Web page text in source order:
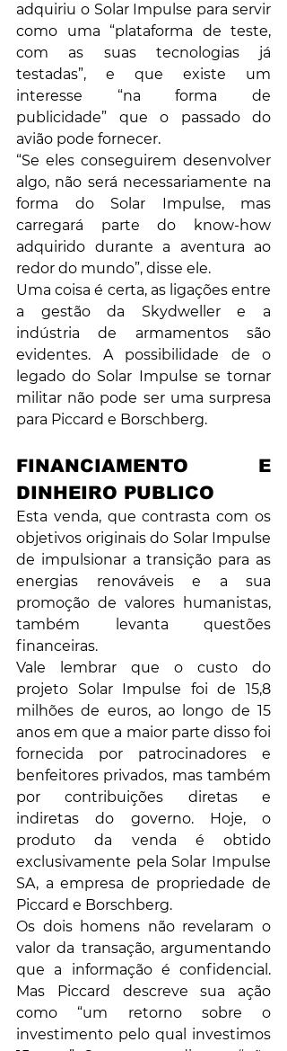
adquiriu o Solar Impulse para servir
como uma “plataforma de teste,
com as suas tecnologias já
testadas”, e que existe um
interesse “na forma de
publicidade” que o passado do
avião pode fornecer.
“Se eles conseguirem desenvolver
algo, não será necessariamente na
forma do Solar Impulse, mas
carregará parte do know-how
adquirido durante a aventura ao
redor do mundo”, disse ele.
Uma coisa é certa, as ligações entre
a gestão da Skydweller e a
indústria de armamentos são
evidentes. A possibilidade de o
legado do Solar Impulse se tornar
militar não pode ser uma surpresa
para Piccard e Borschberg.
FINANCIAMENTO E
DINHEIRO PUBLICO
Esta venda, que contrasta com os
objetivos originais do Solar Impulse
de impulsionar a transição para as
energias renováveis ​​e a sua
promoção de valores humanistas,
também levanta questões
financeiras.
Vale lembrar que o custo do
projeto Solar Impulse foi de 15,8
milhões de euros, ao longo de 15
anos em que a maior parte disso foi
fornecida por patrocinadores e
benfeitores privados, mas também
por contribuições diretas e
indiretas do governo. Hoje, o
produto da venda é obtido
exclusivamente pela Solar Impulse
SA, a empresa de propriedade de
Piccard e Borschberg.
Os dois homens não revelaram o
valor da transação, argumentando
que a informação é confidencial.
Mas Piccard descreve sua ação
como “um retorno sobre o
investimento pelo qual investimos